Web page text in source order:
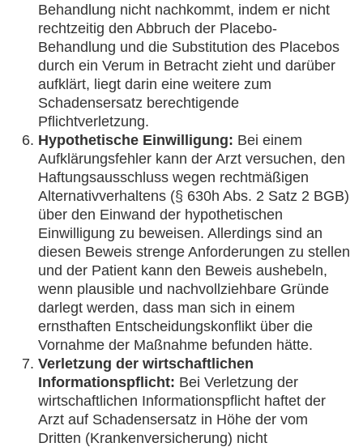
Behandlung nicht nachkommt, indem er nicht
rechtzeitig den Abbruch der Placebo-
Behandlung und die Substitution des Placebos
durch ein Verum in Betracht zieht und darüber
aufklärt, liegt darin eine weitere zum
Schadensersatz berechtigende
Pflichtverletzung.
Hypothetische Einwilligung: Bei einem
Aufklärungsfehler kann der Arzt versuchen, den
Haftungsausschluss wegen rechtmäßigen
Alternativverhaltens (§ 630h Abs. 2 Satz 2 BGB)
über den Einwand der hypothetischen
Einwilligung zu beweisen. Allerdings sind an
diesen Beweis strenge Anforderungen zu stellen
und der Patient kann den Beweis aushebeln,
wenn plausible und nachvollziehbare Gründe
darlegt werden, dass man sich in einem
ernsthaften Entscheidungskonflikt über die
Vornahme der Maßnahme befunden hätte.
Verletzung der wirtschaftlichen
Informationspflicht: Bei Verletzung der
wirtschaftlichen Informationspflicht haftet der
Arzt auf Schadensersatz in Höhe der vom
Dritten (Krankenversicherung) nicht